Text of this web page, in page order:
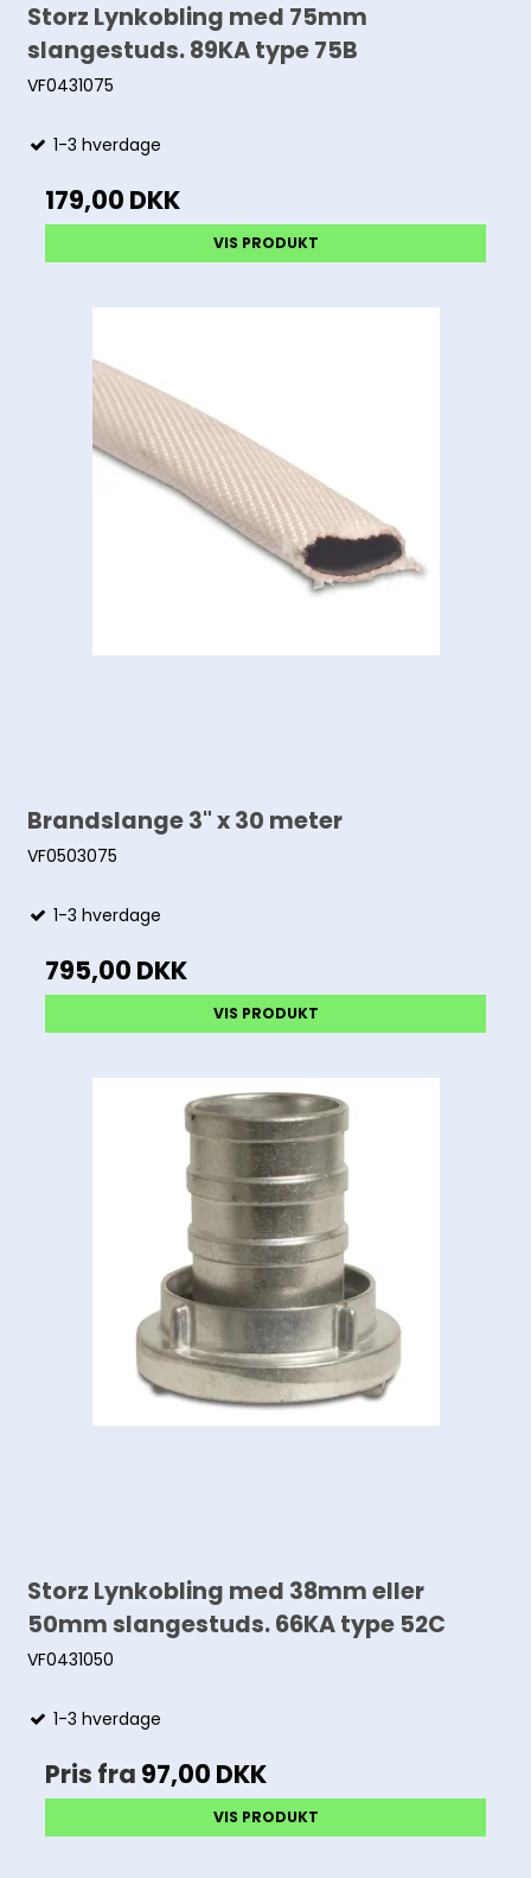
Storz Lynkobling med 75mm
slangestuds. 89KA type 75B
VF0431075
1-3 hverdage
179,00 DKK
VIS PRODUKT
Brandslange 3" x 30 meter
VF0503075
1-3 hverdage
795,00 DKK
VIS PRODUKT
Storz Lynkobling med 38mm eller
50mm slangestuds. 66KA type 52C
VF0431050
1-3 hverdage
Pris fra 97,00 DKK
VIS PRODUKT